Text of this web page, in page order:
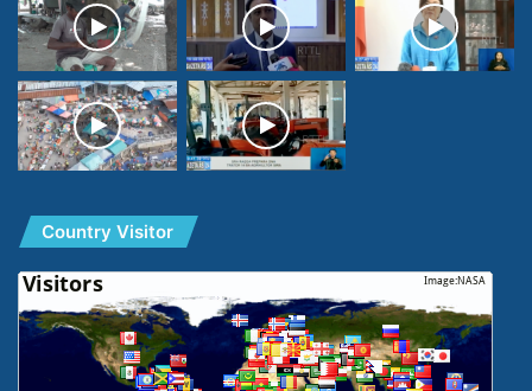
Country Visitor